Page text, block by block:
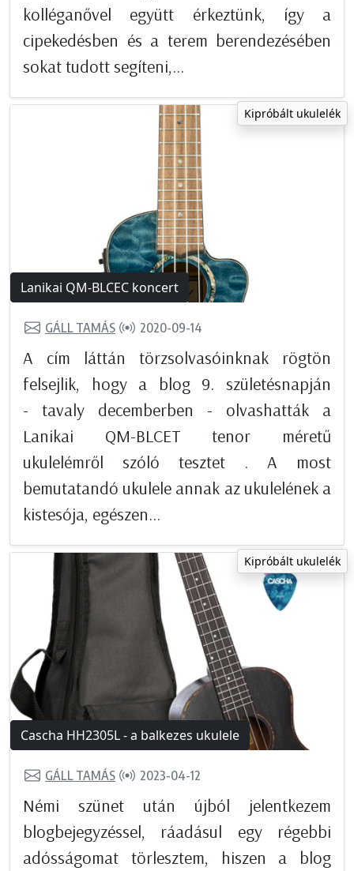
kolléganővel együtt érkeztünk, így a
cipekedésben és a terem berendezésében
sokat tudott segíteni,...
Kipróbált ukulelék
Lanikai QM-BLCEC koncert
GÁLL TAMÁS 2020-09-14
A cím láttán törzsolvasóinknak rögtön
felsejlik, hogy a blog 9. születésnapján
- tavaly decemberben - olvashatták a
Lanikai QM-BLCET tenor méretű
ukulelémről szóló tesztet . A most
bemutatandó ukulele annak az ukulelének a
kistesója, egészen...
Kipróbált ukulelék
Cascha HH2305L - a balkezes ukulele
GÁLL TAMÁS 2023-04-12
Némi szünet után újból jelentkezem
blogbejegyzéssel, ráadásul egy régebbi
adósságomat törlesztem, hiszen a blog